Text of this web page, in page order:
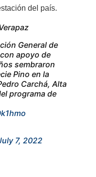
del país.
General de
apoyo de
sembraron
Pino en la
Carchá, Alta
programa de
7, 2022